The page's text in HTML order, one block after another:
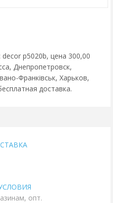
p5020b, цена 300,00
Днепропетровск,
Франківськ, Харьков,
доставка.
опт.